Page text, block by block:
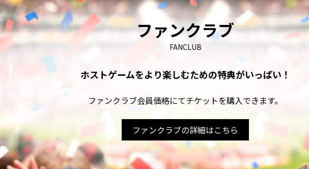
ファンクラブ
FANCLUB
ホストゲームをより楽しむための特典がいっぱい！
ファンクラブ会員価格にてチケットを購入できます。
ファンクラブの詳細はこちら